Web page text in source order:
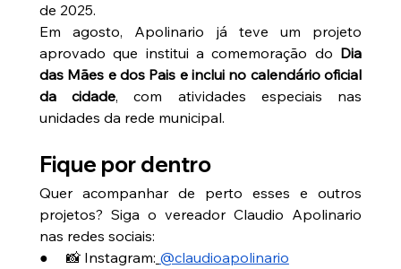
de 2025.
Em agosto, Apolinario já teve um projeto
aprovado que institui a comemoração do Dia
das Mães e dos Pais e inclui no calendário oficial
da cidade, com atividades especiais nas
unidades da rede municipal.
Fique por dentro
Quer acompanhar de perto esses e outros
projetos? Siga o vereador Claudio Apolinario
nas redes sociais:
●     📸 Instagram: @claudioapolinario